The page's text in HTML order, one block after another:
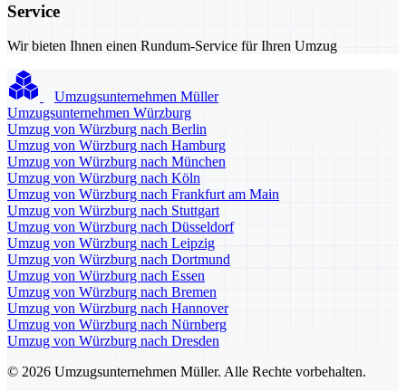
Service
Wir bieten Ihnen einen Rundum-Service für Ihren Umzug
Umzugsunternehmen Müller
Umzugsunternehmen Würzburg
Umzug von Würzburg nach Berlin
Umzug von Würzburg nach Hamburg
Umzug von Würzburg nach München
Umzug von Würzburg nach Köln
Umzug von Würzburg nach Frankfurt am Main
Umzug von Würzburg nach Stuttgart
Umzug von Würzburg nach Düsseldorf
Umzug von Würzburg nach Leipzig
Umzug von Würzburg nach Dortmund
Umzug von Würzburg nach Essen
Umzug von Würzburg nach Bremen
Umzug von Würzburg nach Hannover
Umzug von Würzburg nach Nürnberg
Umzug von Würzburg nach Dresden
© 2026 Umzugsunternehmen Müller. Alle Rechte vorbehalten.